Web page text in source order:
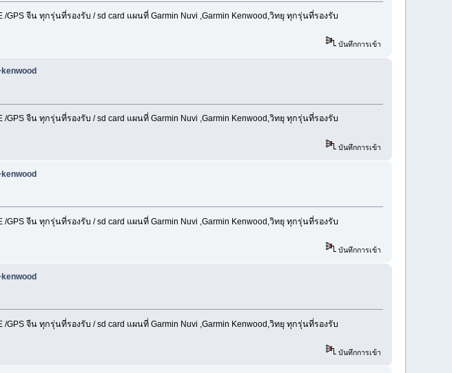
จีน ทุกรุ่นที่รองรับ / sd card แผนที่ Garmin Nuvi ,Garmin Kenwood,วิทยุ ทุกรุ่นที่รองรับ
บันทึกการเข้า
จีน ทุกรุ่นที่รองรับ / sd card แผนที่ Garmin Nuvi ,Garmin Kenwood,วิทยุ ทุกรุ่นที่รองรับ
บันทึกการเข้า
จีน ทุกรุ่นที่รองรับ / sd card แผนที่ Garmin Nuvi ,Garmin Kenwood,วิทยุ ทุกรุ่นที่รองรับ
บันทึกการเข้า
จีน ทุกรุ่นที่รองรับ / sd card แผนที่ Garmin Nuvi ,Garmin Kenwood,วิทยุ ทุกรุ่นที่รองรับ
บันทึกการเข้า